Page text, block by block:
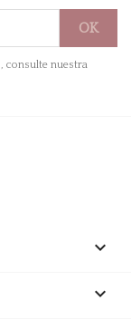
consulte nuestra

